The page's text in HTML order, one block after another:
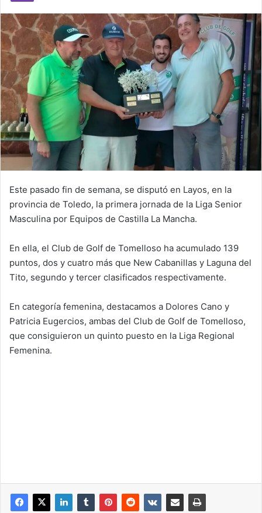
Este pasado fin de semana, se disputó en Layos, en la
provincia de Toledo, la primera jornada de la Liga Senior
Masculina por Equipos de Castilla La Mancha.
En ella, el Club de Golf de Tomelloso ha acumulado 139
puntos, dos y cuatro más que New Cabanillas y Laguna del
Tito, segundo y tercer clasificados respectivamente.
En categoría femenina, destacamos a Dolores Cano y
Patricia Eugercios, ambas del Club de Golf de Tomelloso,
que consiguieron un quinto puesto en la Liga Regional
Femenina.